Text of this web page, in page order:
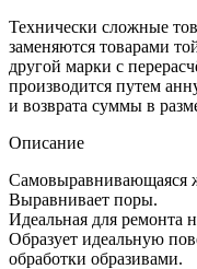
Технически сложные
заменяются товарами
другой марки с
производится путем
и возврата суммы в
Описание
Самовыравнивающаяся
Выравнивает поры.
Идеальная для ремонта
Образует идеальную
обработки образивами.